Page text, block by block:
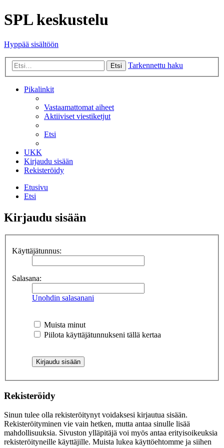
SPL keskustelu
Hyppää sisältöön
Etsi Tarkennettu haku
Pikalinkit
Vastaamattomat aiheet
Aktiiviset viestiketjut
Etsi
UKK
Kirjaudu sisään
Rekisteröidy
Etusivu
Etsi
Kirjaudu sisään
Käyttäjätunnus:
Salasana:
Unohdin salasanani
Muista minut
Piilota käyttäjätunnukseni tällä kertaa
Rekisteröidy
Sinun tulee olla rekisteröitynyt voidaksesi kirjautua sisään.
Rekisteröityminen vie vain hetken, mutta antaa sinulle lisää
mahdollisuuksia. Sivuston ylläpitäjä voi myös antaa erityisoikeuksia
rekisteröityneille käyttäjille. Muista lukea käyttöehtomme ja siihen